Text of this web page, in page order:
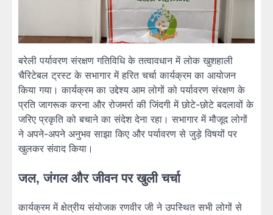
बरेली पर्यावरण संरक्षण गतिविधि के तत्वावधान में लोक खुशहाली
चैरिटेबल ट्रस्ट के सभागार में हरित चर्चा कार्यक्रम का आयोजन
किया गया। कार्यक्रम का उद्देश्य आम लोगों को पर्यावरण संरक्षण के
प्रति जागरूक करना और रोजमर्रा की जिंदगी में छोटे-छोटे बदलावों के
जरिए प्रकृति को बचाने का संदेश देना रहा। सभागार में मौजूद लोगों
ने अपने-अपने अनुभव साझा किए और पर्यावरण से जुड़े विषयों पर
खुलकर संवाद किया।
जल, जंगल और जीवन पर खुली चर्चा
कार्यक्रम में क्षेत्रीय संयोजक रणवीर जी ने उपस्थित सभी लोगों से